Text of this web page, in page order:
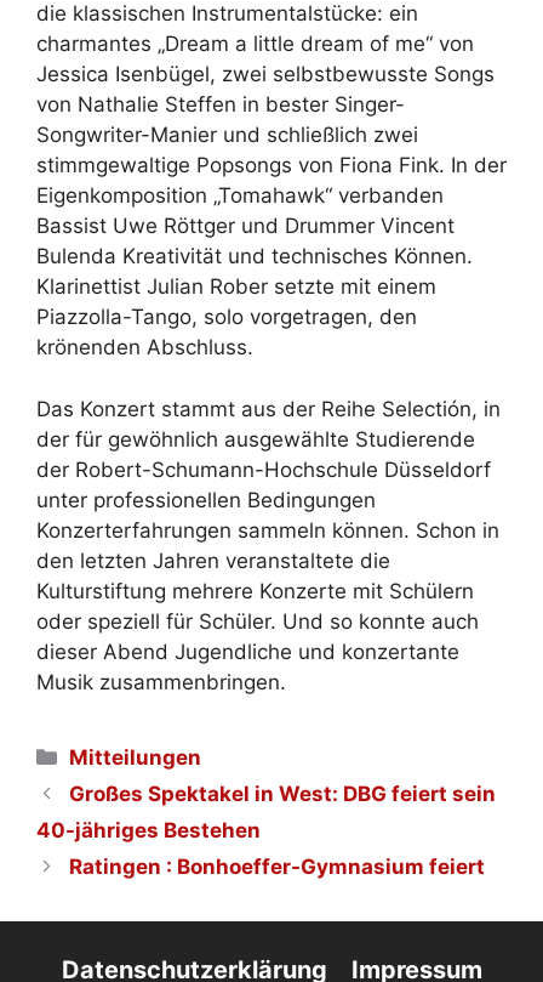
die klassischen Instrumentalstücke: ein
charmantes „Dream a little dream of me“ von
Jessica Isenbügel, zwei selbstbewusste Songs
von Nathalie Steffen in bester Singer-
Songwriter-Manier und schließlich zwei
stimmgewaltige Popsongs von Fiona Fink. In der
Eigenkomposition „Tomahawk“ verbanden
Bassist Uwe Röttger und Drummer Vincent
Bulenda Kreativität und technisches Können.
Klarinettist Julian Rober setzte mit einem
Piazzolla-Tango, solo vorgetragen, den
krönenden Abschluss.
Das Konzert stammt aus der Reihe Selectión, in
der für gewöhnlich ausgewählte Studierende
der Robert-Schumann-Hochschule Düsseldorf
unter professionellen Bedingungen
Konzerterfahrungen sammeln können. Schon in
den letzten Jahren veranstaltete die
Kulturstiftung mehrere Konzerte mit Schülern
oder speziell für Schüler. Und so konnte auch
dieser Abend Jugendliche und konzertante
Musik zusammenbringen.
Kategorien
Mitteilungen
Großes Spektakel in West: DBG feiert sein
40-jähriges Bestehen
Ratingen : Bonhoeffer-Gymnasium feiert
Datenschutzerklärung Impressum